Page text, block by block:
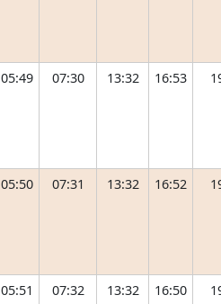
05:49 07:30 13:32 16:53
05:50 07:31 13:32 16:52
05:51 07:32 13:32 16:50